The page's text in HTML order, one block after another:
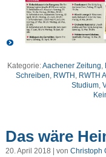
Kategorie:Aachener Zeitung,
Schreiben, RWTH , RWTH
Studium,
Das wäre
20. April 2018 | von Christoph